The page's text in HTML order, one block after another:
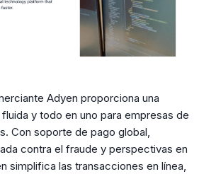
Adyen proporciona una
y todo en uno para empresas de
Con soporte de pago global,
contra el fraude y perspectivas en
simplifica las transacciones en línea,